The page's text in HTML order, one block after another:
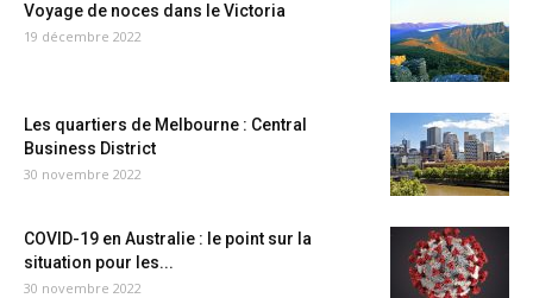
Voyage de noces dans le Victoria
19 décembre 2022
Les quartiers de Melbourne : Central
Business District
30 novembre 2022
COVID-19 en Australie : le point sur la
situation pour les...
30 novembre 2022